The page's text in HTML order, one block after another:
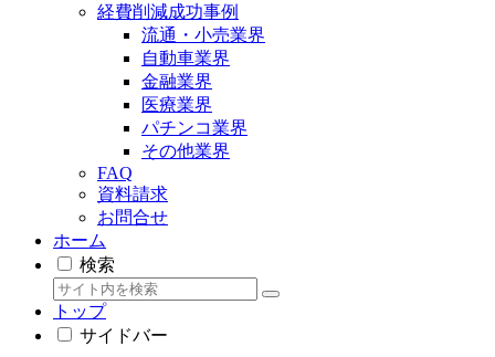
経費削減成功事例
流通・小売業界
自動車業界
金融業界
医療業界
パチンコ業界
その他業界
FAQ
資料請求
お問合せ
ホーム
検索
トップ
サイドバー